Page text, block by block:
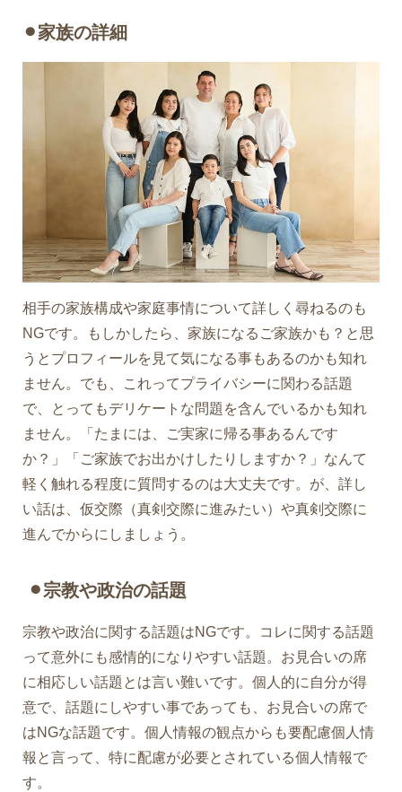
⚫︎家族の詳細
相手の家族構成や家庭事情について詳しく尋ねるのも
NGです。もしかしたら、家族になるご家族かも？と思
うとプロフィールを見て気になる事もあるのかも知れ
ません。でも、これってプライバシーに関わる話題
で、とってもデリケートな問題を含んでいるかも知れ
ません。「たまには、ご実家に帰る事あるんです
か？」「ご家族でお出かけしたりしますか？」なんて
軽く触れる程度に質問するのは大丈夫です。が、詳し
い話は、仮交際（真剣交際に進みたい）や真剣交際に
進んでからにしましょう。
⚫︎宗教や政治の話題
宗教や政治に関する話題はNGです。コレに関する話題
って意外にも感情的になりやすい話題。お見合いの席
に相応しい話題とは言い難いです。個人的に自分が得
意で、話題にしやすい事であっても、お見合いの席で
はNGな話題です。個人情報の観点からも要配慮個人情
報と言って、特に配慮が必要とされている個人情報で
す。